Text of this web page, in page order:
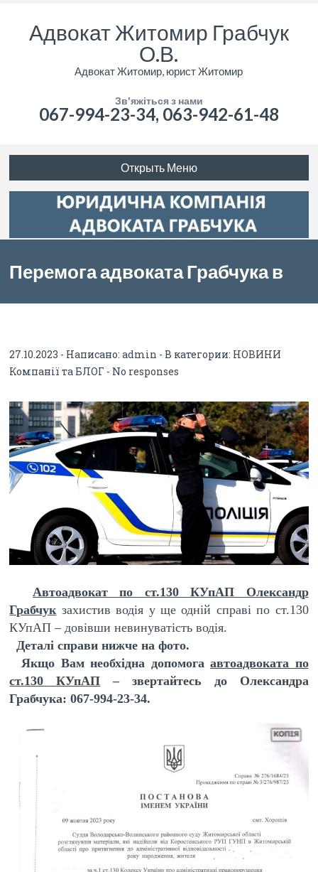
Адвокат Житомир Грабчук
О.В.
Адвокат Житомир, юрист Житомир
Зв'яжіться з нами
067-994-23-34, 063-942-61-48
Открыть Меню
Перемога адвоката Грабчука в
27.10.2023 - Написано:admin - В категории: НОВИНИ
Компанії та БЛОГ - No responses
Автоадвокат по ст.130 КУпАП Олександр
Грабчукзахистив водія у ще одній справі по ст.130
КУпАП – довівши невинуватість водія.
Деталі справи нижче на фото.
Якщо Вам необхідна допомогаавтоадвоката по
ст.130 КУпАП – звертайтесь до Олександра
Грабчука: 067-994-23-34.